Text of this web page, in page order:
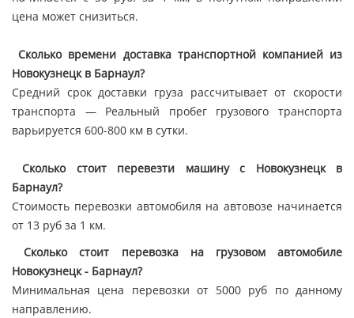
цена может снизиться.
Сколько времени доставка транспортной компанией из
Новокузнецк в Барнаул?
Средний срок доставки груза рассчитывает от скорости
транспорта — Реальный пробег грузового транспорта
варьируется 600-800 км в сутки.
Сколько стоит перевезти машину с Новокузнецк в
Барнаул?
Стоимость перевозки автомобиля на автовозе начинается
от 13 руб за 1 км.
Сколько стоит перевозка на грузовом автомобиле
Новокузнецк - Барнаул?
Минимальная цена перевозки от 5000 руб по данному
направлению.